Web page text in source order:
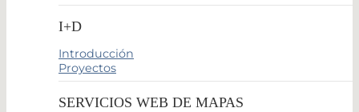
I+D
Introducción
Proyectos
SERVICIOS WEB DE MAPAS